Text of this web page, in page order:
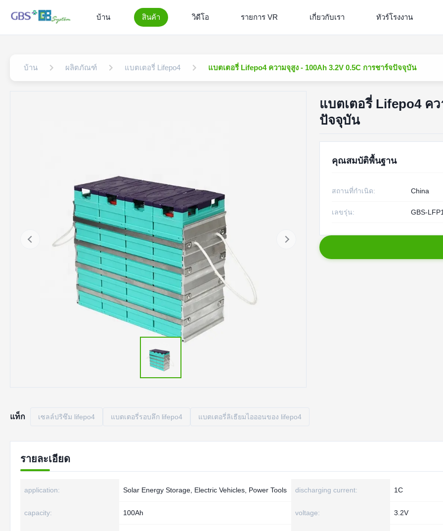
บ้าน สินค้า วิดีโอ รายการ VR เกี่ยวกับเรา ทัวร์โรงงาน
บ้าน ผลิตภัณฑ์ แบตเตอรี่ Lifepo4 แบตเตอรี่ Lifepo4 ความจุสูง - 100Ah 3.2V 0.5C การชาร์จปัจจุบัน
แบตเตอรี่ Lifepo4 ค
ปัจจุบัน
คุณสมบัติพื้นฐาน
สถานที่กำเนิด: China
เลขรุ่น: GBS-
แท็ก เซลล์ปริซึม lifepo4 แบตเตอรี่รอบลึก lifepo4 แบตเตอรี่ลิเธียมไอออนของ lifepo4
รายละเอียด
application: Solar Energy Storage, Electric Vehicles, Power Tools discharging current: 1C
capacity: 100Ah voltage: 3.2V